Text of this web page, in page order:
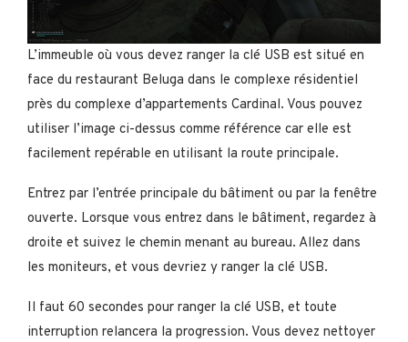
L’immeuble où vous devez ranger la clé USB est situé en
face du restaurant Beluga dans le complexe résidentiel
près du complexe d’appartements Cardinal. Vous pouvez
utiliser l’image ci-dessus comme référence car elle est
facilement repérable en utilisant la route principale.
Entrez par l’entrée principale du bâtiment ou par la fenêtre
ouverte. Lorsque vous entrez dans le bâtiment, regardez à
droite et suivez le chemin menant au bureau. Allez dans
les moniteurs, et vous devriez y ranger la clé USB.
Il faut 60 secondes pour ranger la clé USB, et toute
interruption relancera la progression. Vous devez nettoyer